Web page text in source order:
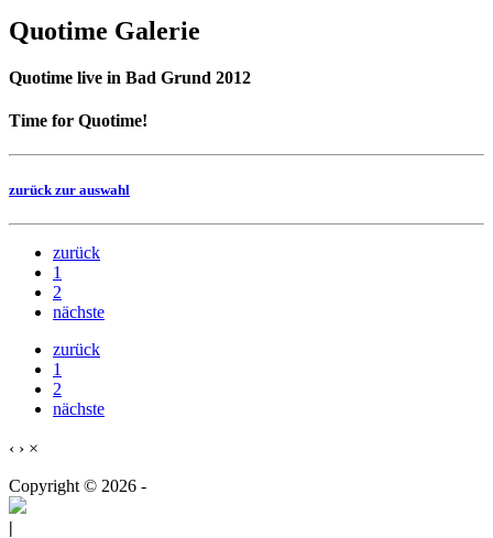
Quotime Galerie
Quotime live in Bad Grund 2012
Time for Quotime!
zurück zur auswahl
zurück
1
2
nächste
zurück
1
2
nächste
‹ › ×
Copyright © 2026 -
|